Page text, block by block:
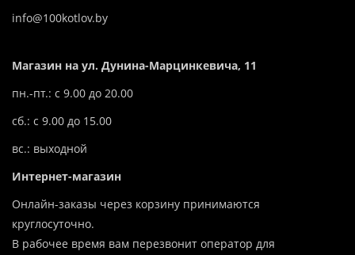
info@100kotlov.by
Магазин на ул. Дунина-Марцинкевича, 11
пн.-пт.: с 9.00 до 20.00
сб.: с 9.00 до 15.00
вс.: выходной
Интернет-магазин
Онлайн-заказы через корзину принимаются
круглосуточно.
В рабочее время вам перезвонит оператор для